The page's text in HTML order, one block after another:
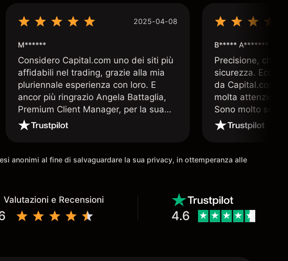
2025-04-08
M******
Considero Capital.com uno dei siti più
affidabili nel trading, grazie alla mia
pluriennale esperienza con loro. E
ancor più ringrazio Angela Battaglia,
Premium Client Manager, per la sua
assistenza altamente professionale e
qualificata. E nulla è più prezioso nel
e morale come io ho avuto la
B***** A*******
Precisione,
sicurezza. Ecco
da Capital.com.
molta attenzione
Sono molto
che offre
anonimi al fine di salvaguardare la sua privacy, in ottemperanza alle
Valutazioni e Recensioni
4.6